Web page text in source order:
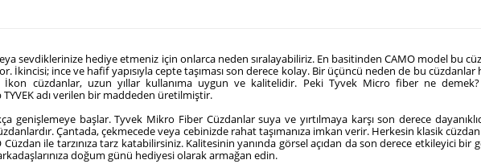
sevdiklerinize hediye etmeniz için onlarca neden sıralayabiliriz. En basitinden CAMO model bu
İkincisi; ince ve hafif yapısıyla cepte taşıması son derece kolay. Bir üçüncü neden de bu
cüzdanlar, uzun yıllar kullanıma uygun ve kalitelidir. Peki Tyvek Micro fiber ne
adı verilen bir maddeden üretilmiştir.
genişlemeye başlar. Tyvek Mikro Fiber Cüzdanlar suya ve yırtılmaya karşı son derece
Çantada, çekmecede veya cebinizde rahat taşımanıza imkan verir. Herkesin klasik cüzdan
ile tarzınıza tarz katabilirsiniz. Kalitesinin yanında görsel açıdan da son derece etkileyici
doğum günü hediyesi olarak armağan edin.